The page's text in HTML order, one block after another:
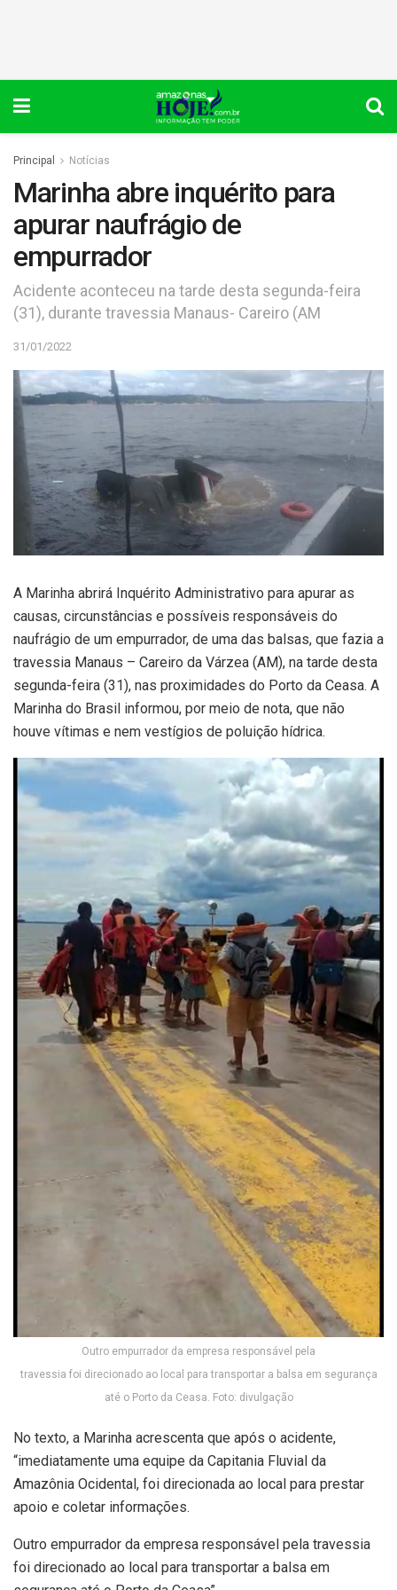
Principal Notícias
Marinha abre inquérito para
apurar naufrágio de
empurrador
Acidente aconteceu na tarde desta segunda-feira
(31), durante travessia Manaus- Careiro (AM
31/01/2022
A Marinha abrirá Inquérito Administrativo para apurar as
causas, circunstâncias e possíveis responsáveis do
naufrágio de um empurrador, de uma das balsas, que fazia a
travessia Manaus – Careiro da Várzea (AM), na tarde desta
segunda-feira (31), nas proximidades do Porto da Ceasa. A
Marinha do Brasil informou, por meio de nota, que não
houve vítimas e nem vestígios de poluição hídrica.
Outro empurrador da empresa responsável pela
travessia foi direcionado ao local para transportar a balsa em segurança
até o Porto da Ceasa. Foto: divulgação
No texto, a Marinha acrescenta que após o acidente,
“imediatamente uma equipe da Capitania Fluvial da
Amazônia Ocidental, foi direcionada ao local para prestar
apoio e coletar informações.
Outro empurrador da empresa responsável pela travessia
foi direcionado ao local para transportar a balsa em